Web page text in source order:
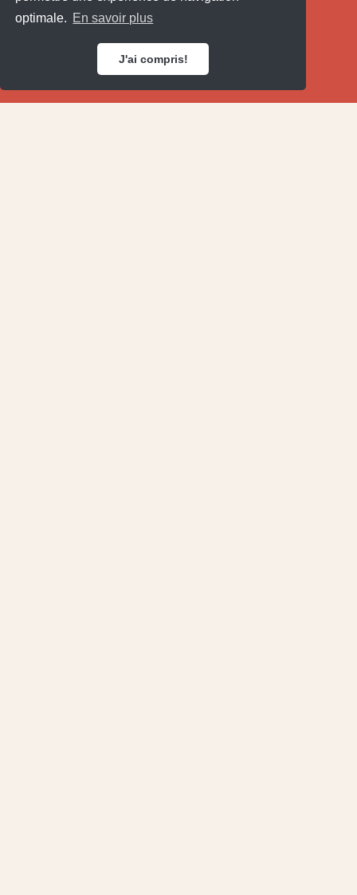
optimale. En savoir plus
J'ai compris!